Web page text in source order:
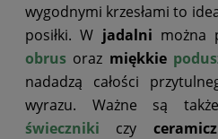
wygodnymi krzesłami to
posiłki. W jadalni można
obrus oraz miękkie
nadadzą całości
wyrazu. Ważne są
świeczniki czy